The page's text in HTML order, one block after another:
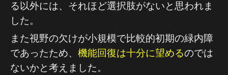
る以外には、それほど選択肢がないと思われま
した。
また視野の欠けが小規模で比較的初期の緑内障
であったため、 機能回復は十分に望めるのでは
ないかと考えました。